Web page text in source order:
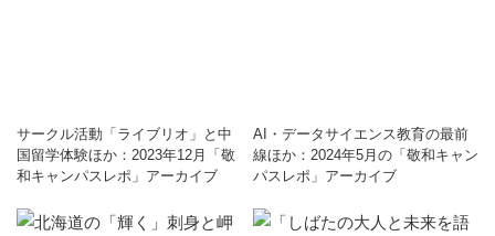
サークル活動「ライブリオ」と中
国留学体験ほか：2023年12月「敬
和キャンパスレポ」アーカイブ
AI・データサイエンス教育の最前
線ほか：2024年5月の「敬和キャン
パスレポ」アーカイブ